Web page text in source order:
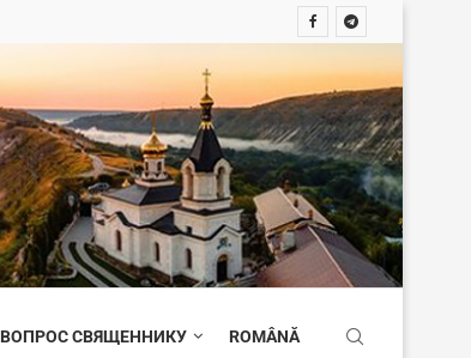
ВОПРОС СВЯЩЕННИКУ ROMÂNĂ